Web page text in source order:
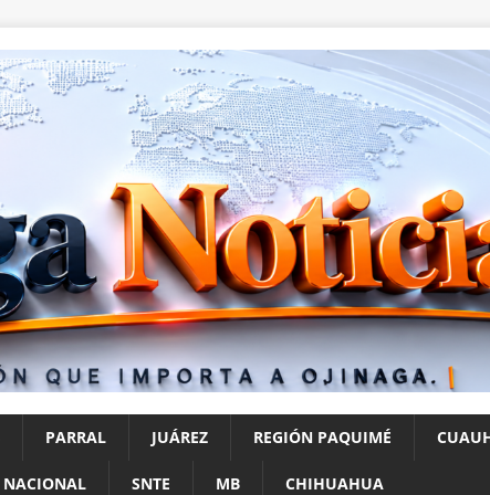
PARRAL JUÁREZ REGIÓN PAQUIMÉ
NACIONAL SNTE MB CHIHUAHUA